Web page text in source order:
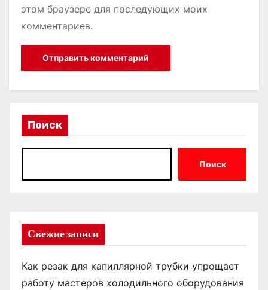
этом браузере для последующих моих
комментариев.
Поиск
Поиск
Свежие записи
Как резак для капиллярной трубки упрощает
работу мастеров холодильного оборудования